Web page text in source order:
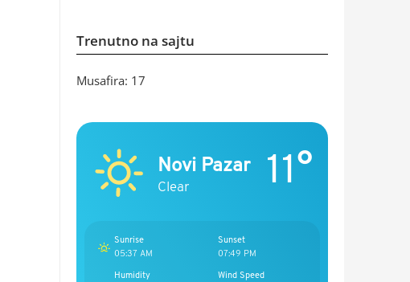
Trenutno na sajtu
Musafira: 17
Novi Pazar
Clear 11°
Sunrise
05:37 AM
Sunset
07:49 PM
Humidity
Wind Speed